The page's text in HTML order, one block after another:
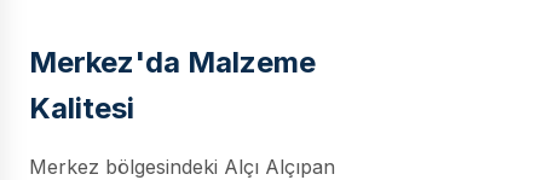
Merkez'da Malzeme
Kalitesi
Merkez bölgesindeki Alçı Alçıpan